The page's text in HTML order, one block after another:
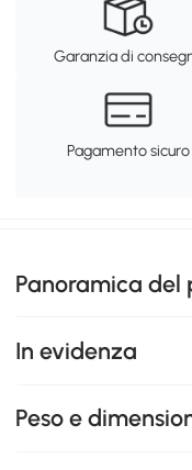
Garanzia di
Pagamento sicuro
Panoramica del
In evidenza
Peso e